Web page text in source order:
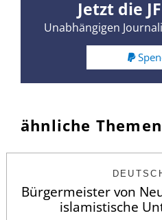
Jetzt die
Unabhängigen
ähnliche Themen
Bürgermeister von
islamistische